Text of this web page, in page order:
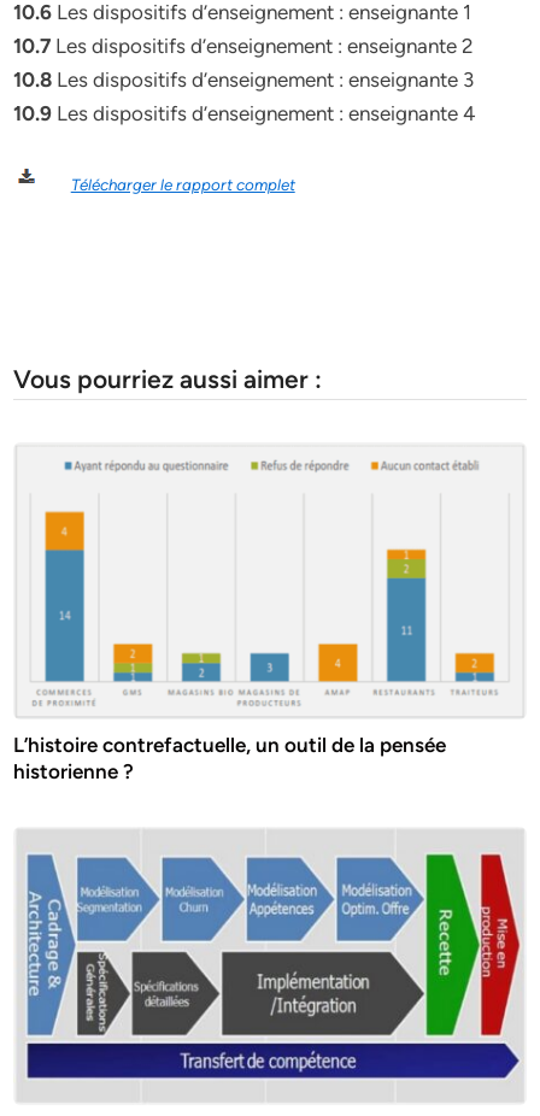
10.6 Les dispositifs d’enseignement : enseignante 1
10.7 Les dispositifs d’enseignement : enseignante 2
10.8 Les dispositifs d’enseignement : enseignante 3
10.9 Les dispositifs d’enseignement : enseignante 4
Télécharger le rapport complet
Vous pourriez aussi aimer :
L’histoire contrefactuelle, un outil de la pensée
historienne ?